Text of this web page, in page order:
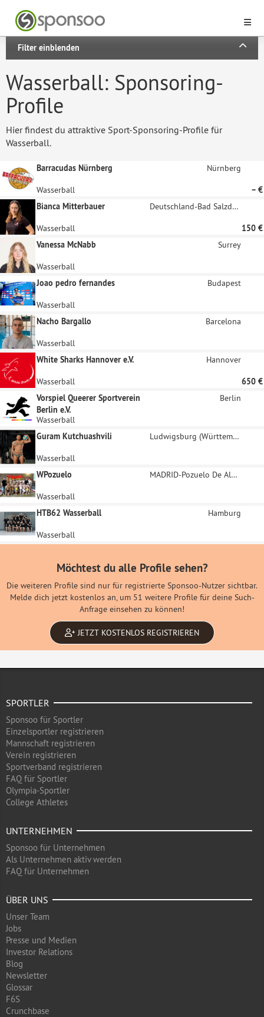
Filter einblenden
Wasserball: Sponsoring-
Profile
Hier findest du attraktive Sport-Sponsoring-Profile für
Wasserball.
Barracudas Nürnberg Nürnberg
Wasserball
– €
Bianca Mitterbauer
Deutschland-Bad Salzdetfurth
Wasserball
150 €
Vanessa McNabb
Surrey
Wasserball
Joao pedro fernandes
Budapest
Wasserball
Nacho Bargallo
Barcelona
Wasserball
White Sharks Hannover e.V.
Hannover
Wasserball
650 €
Vorspiel Queerer Sportverein
Berlin e.V.
Berlin
Wasserball
Guram Kutchuashvili
Ludwigsburg (Württemberg)
Wasserball
WPozuelo
MADRID-Pozuelo De Alarcon
Wasserball
HTB62 Wasserball
Hamburg
Wasserball
Möchtest du alle Profile sehen?
Die weiteren Profile sind nur für registrierte Sponsoo-Nutzer sichtbar.
Melde dich jetzt kostenlos an, um 51 weitere Profile für deine Such-
Anfrage einsehen zu können!
JETZT KOSTENLOS REGISTRIEREN
SPORTLER
Sponsoo für Sportler
Einzelsportler registrieren
Mannschaft registrieren
Verein registrieren
Sportverband registrieren
FAQ für Sportler
Olympia-Sportler
College Athletes
UNTERNEHMEN
Sponsoo für Unternehmen
Als Unternehmen aktiv werden
FAQ für Unternehmen
ÜBER UNS
Unser Team
Jobs
Presse und Medien
Investor Relations
Blog
Newsletter
Glossar
F6S
Crunchbase